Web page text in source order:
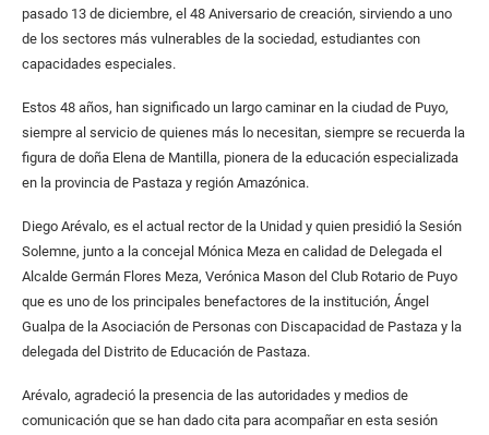
pasado 13 de diciembre, el 48 Aniversario de creación, sirviendo a uno
de los sectores más vulnerables de la sociedad, estudiantes con
capacidades especiales.
Estos 48 años, han significado un largo caminar en la ciudad de Puyo,
siempre al servicio de quienes más lo necesitan, siempre se recuerda la
figura de doña Elena de Mantilla, pionera de la educación especializada
en la provincia de Pastaza y región Amazónica.
Diego Arévalo, es el actual rector de la Unidad y quien presidió la Sesión
Solemne, junto a la concejal Mónica Meza en calidad de Delegada el
Alcalde Germán Flores Meza, Verónica Mason del Club Rotario de Puyo
que es uno de los principales benefactores de la institución, Ángel
Gualpa de la Asociación de Personas con Discapacidad de Pastaza y la
delegada del Distrito de Educación de Pastaza.
Arévalo, agradeció la presencia de las autoridades y medios de
comunicación que se han dado cita para acompañar en esta sesión